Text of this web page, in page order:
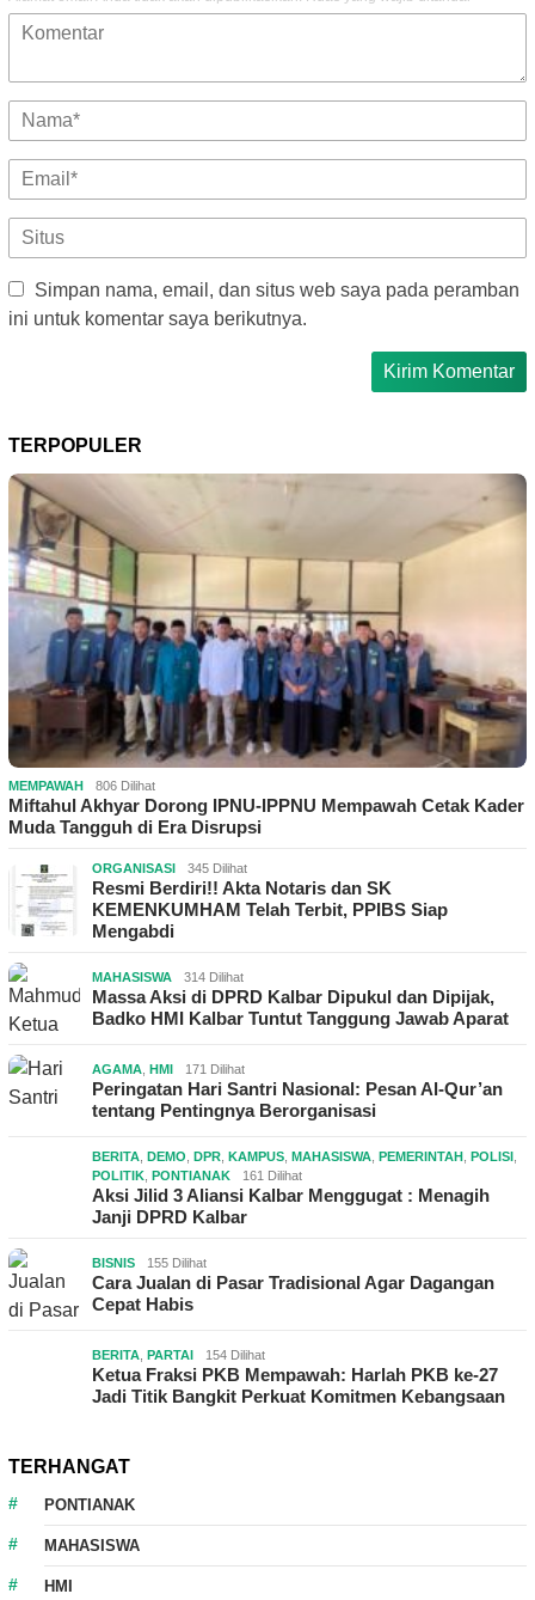
Simpan nama, email, dan situs web saya pada peramban
ini untuk komentar saya berikutnya.
TERPOPULER
MEMPAWAH 806 Dilihat
Miftahul Akhyar Dorong IPNU-IPPNU Mempawah Cetak Kader
Muda Tangguh di Era Disrupsi
ORGANISASI 345 Dilihat
Resmi Berdiri!! Akta Notaris dan SK
KEMENKUMHAM Telah Terbit, PPIBS Siap
Mengabdi
MAHASISWA 314 Dilihat
Massa Aksi di DPRD Kalbar Dipukul dan Dipijak,
Badko HMI Kalbar Tuntut Tanggung Jawab Aparat
AGAMA HMI 171 Dilihat
Peringatan Hari Santri Nasional: Pesan Al-Qur’an
tentang Pentingnya Berorganisasi
BERITA DEMO DPR KAMPUS MAHASISWA PEMERINTAH POLISI
POLITIK PONTIANAK 161 Dilihat
Aksi Jilid 3 Aliansi Kalbar Menggugat : Menagih
Janji DPRD Kalbar
BISNIS 155 Dilihat
Cara Jualan di Pasar Tradisional Agar Dagangan
Cepat Habis
BERITA PARTAI 154 Dilihat
Ketua Fraksi PKB Mempawah: Harlah PKB ke-27
Jadi Titik Bangkit Perkuat Komitmen Kebangsaan
TERHANGAT
PONTIANAK
MAHASISWA
HMI